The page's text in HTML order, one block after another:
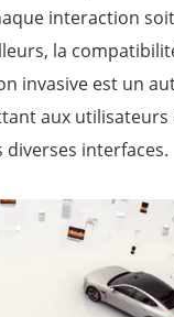
interaction
la
invasive est un
aux
interfaces.